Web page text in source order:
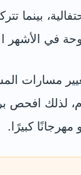
بينما
في الأشهر
مسارات
لذلك افحص
كبيرًا.